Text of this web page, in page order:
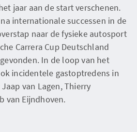
jaar aan de start verschenen.
internationale successen in de
naar de fysieke autosport
Carrera Cup Deutschland
In de loop van het
incidentele gastoptredens in
van Lagen, Thierry
van Eijndhoven.